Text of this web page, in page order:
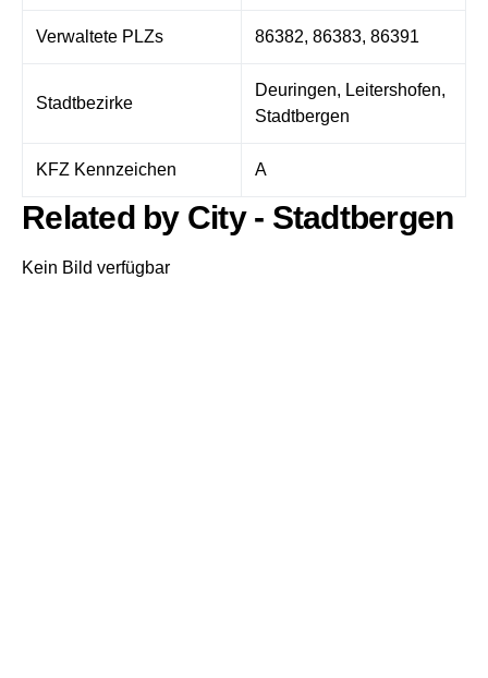
Verwaltete PLZs 86382, 86383, 86391
Stadtbezirke
Deuringen, Leitershofen,
Stadtbergen
KFZ Kennzeichen A
Related by City - Stadtbergen
Kein Bild verfügbar